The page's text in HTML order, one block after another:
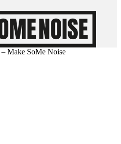
Make SoMe Noise